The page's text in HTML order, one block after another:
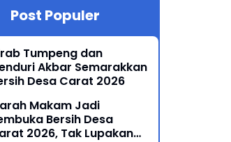
Post Populer
Tumpeng dan
Akbar Semarakkan
Desa Carat 2026
Makam Jadi
Bersih Desa
2026, Tak Lupakan